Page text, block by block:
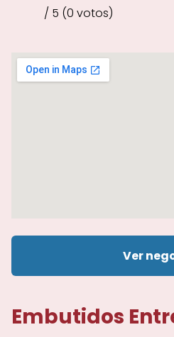
/ 5 (0 votos)
Ver
Embutidos